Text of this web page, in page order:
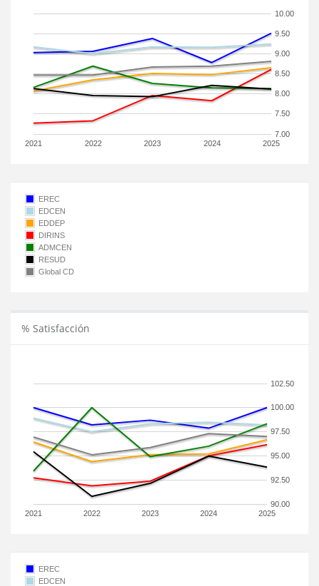
2021 2022 2023 2024 2025
7.00
7.50
8.00
8.50
9.00
9.50
10.00
EREC
EDCEN
EDDEP
DIRINS
ADMCEN
RESUD
Global CD
% Satisfacción
2021 2022 2023 2024 2025
90.00
92.50
95.00
97.50
100.00
102.50
EREC
EDCEN